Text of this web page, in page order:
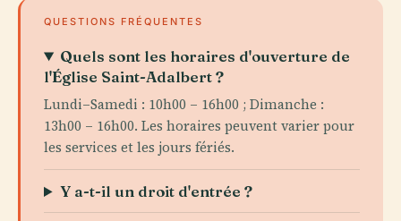
QUESTIONS FRÉQUENTES
Quels sont les horaires d'ouverture de
l'Église Saint-Adalbert ?
Lundi–Samedi : 10h00 – 16h00 ; Dimanche :
13h00 – 16h00. Les horaires peuvent varier pour
les services et les jours fériés.
Y a-t-il un droit d'entrée ?